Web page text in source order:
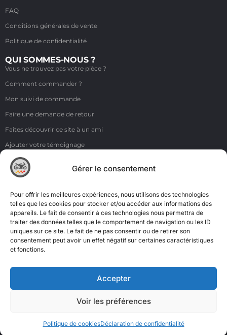
Gérer le consentement
Pour offrir les meilleures expériences, nous utilisons des technologies
telles que les cookies pour stocker et/ou accéder aux informations des
appareils. Le fait de consentir à ces technologies nous permettra de
traiter des données telles que le comportement de navigation ou les ID
uniques sur ce site. Le fait de ne pas consentir ou de retirer son
consentement peut avoir un effet négatif sur certaines caractéristiques
et fonctions.
Accepter
Voir les préférences
Politique de cookiesDéclaration de confidentialité
FAQ
Conditions générales de vente
Politique de confidentialité
QUI SOMMES-NOUS ?
Vous ne trouvez pas votre pièce ?
Comment commander ?
Mon suivi de commande
Faire une demande de retour
Faites découvrir ce site à un ami
Ajouter votre témoignage
Voir tous les témoignages
Liens
NOS COORDONNÉES
ZI de la Moinerie - 8 rue du Roussillon 91220 Bretigny sur Orge
Email: contact@accimoto.com
Standard : +33(0)1 69 88 16 16